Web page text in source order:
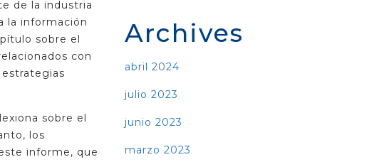
de la industria
la información
sobre el
con
sobre el
los
informe, que
Archives
abril 2024
julio 2023
junio 2023
marzo 2023